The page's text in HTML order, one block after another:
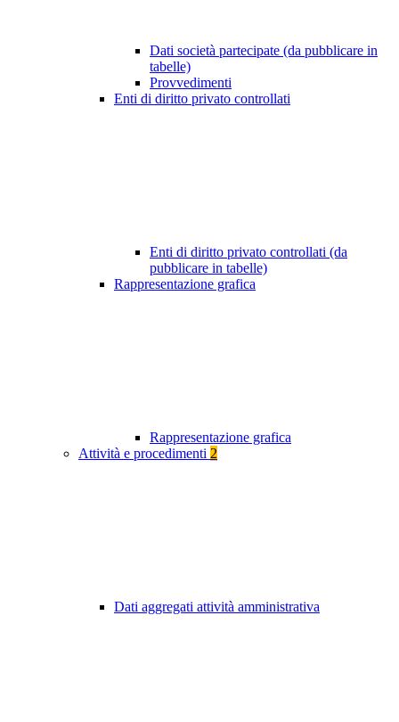
Dati società partecipate (da pubblicare in
tabelle)
Provvedimenti
Enti di diritto privato controllati
Enti di diritto privato controllati (da
pubblicare in tabelle)
Rappresentazione grafica
Rappresentazione grafica
Attività e procedimenti 2
Dati aggregati attività amministrativa